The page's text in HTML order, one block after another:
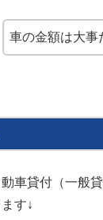
車の金額は大事
車貸付（一般貸
す↓